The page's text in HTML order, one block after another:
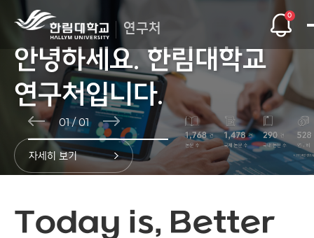
연구처
0
안녕하세요. 한림대학교
연구처입니다.
안녕하세요. 한림대학교
연구처입니다.
안녕하세요. 한림대학교
연구처입니다.
자세히 보기
01 / 01
Today is, Better